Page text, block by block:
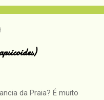
da Praia? É muito